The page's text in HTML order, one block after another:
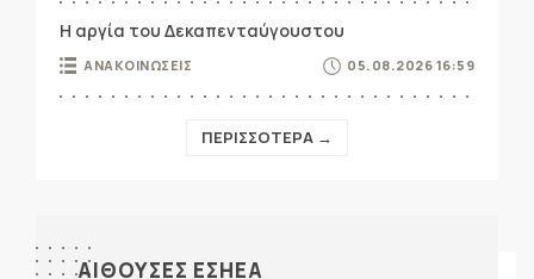
Η αργία του Δεκαπενταύγουστου
ΑΝΑΚΟΙΝΩΣΕΙΣ 05.08.2026 16:59
ΠΕΡΙΣΣΟΤΕΡΑ →
ΑΙΘΟΥΣΕΣ ΕΣΗΕΑ